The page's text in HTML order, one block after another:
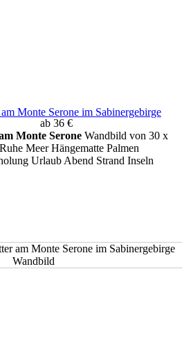
ab 36 €
Monte Serone Wandbild von 30 x
Meer Hängematte Palmen
Urlaub Abend Strand Inseln